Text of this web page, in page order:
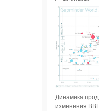
Динамика
изменения